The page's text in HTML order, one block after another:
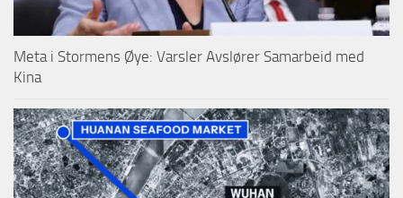
Meta i Stormens Øye: Varsler Avslører Samarbeid med
Kina